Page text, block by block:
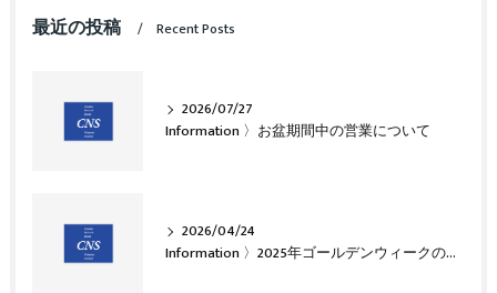
最近の投稿 Recent Posts
2026/07/27
Information 〉お盆期間中の営業について
2026/04/24
Information 〉2025年ゴールデンウィークのお知らせ